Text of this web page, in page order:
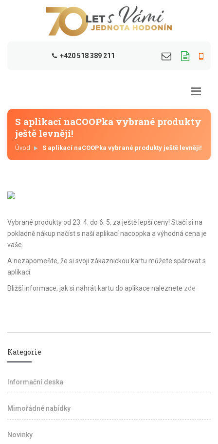
+420 518 389 211
S aplikací naCOOPka vybrané produkty
ještě levněji!
Úvod S aplikací naCOOPka vybrané produkty ještě levněji!
Vybrané produkty od 23. 4. do 6. 5. za ještě lepší ceny! Stačí si na
pokladně nákup načíst s naší aplikací nacoopka a výhodná cena je
vaše.
A nezapomeňte, že si svoji zákaznickou kartu můžete spárovat s
aplikací.
Bližší informace, jak si nahrát kartu do aplikace naleznete zde
Kategorie
Informační deska
Mimořádné nabídky
Novinky